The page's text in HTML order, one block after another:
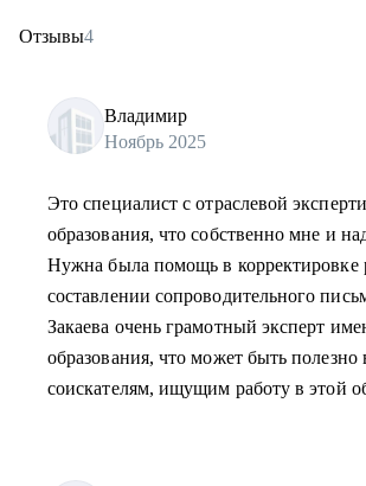
Отзывы4
Владимир
Ноябрь 2025
Это специалист с отраслевой
образования, что собственно мне и
Нужна была помощь в корректировке
составлении сопроводительного
Закаева очень грамотный эксперт
образования, что может быть полезно
соискателям, ищущим работу в этой